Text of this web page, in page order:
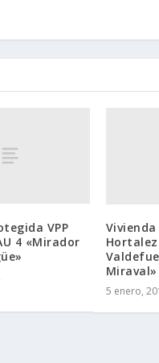
VPP
4 «Mirador
Vivienda
Miraval»
5 enero,